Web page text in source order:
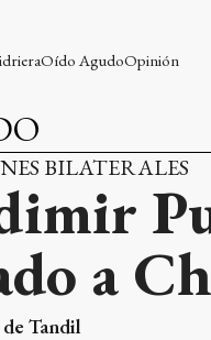
Oído AgudoOpinión
BILATERALES
a
Tandil